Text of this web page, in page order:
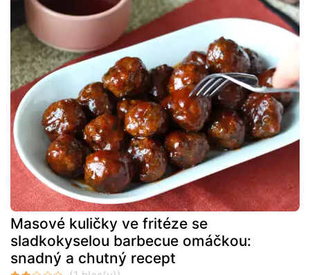
Masové kuličky ve fritéze se
sladkokyselou barbecue omáčkou:
snadný a chutný recept